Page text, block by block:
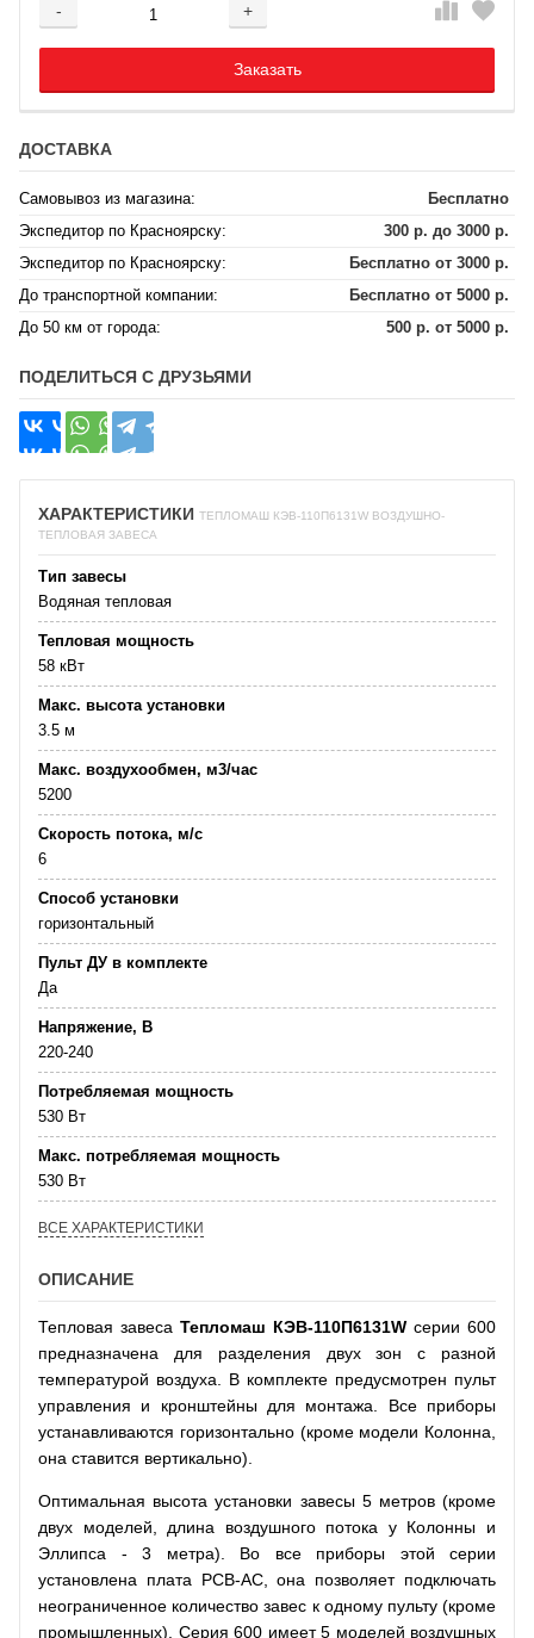
- +
Добавляется...
Заказать
Добавлен
ДОСТАВКА
Самовывоз из магазина:
Бесплатно
Экспедитор по Красноярску:
300 р. до 3000 р.
Экспедитор по Красноярску:
Бесплатно от 3000 р.
До транспортной компании:
Бесплатно от 5000 р.
До 50 км от города:
500 р. от 5000 р.
ПОДЕЛИТЬСЯ С ДРУЗЬЯМИ
ХАРАКТЕРИСТИКИ ТЕПЛОМАШ КЭВ-110П6131W ВОЗДУШНО-
ТЕПЛОВАЯ ЗАВЕСА
Тип завесы
Водяная тепловая
Тепловая мощность
58 кВт
Макс. высота установки
3.5 м
Макс. воздухообмен, м3/час
5200
Скорость потока, м/с
6
Способ установки
горизонтальный
Пульт ДУ в комплекте
Да
Напряжение, В
220-240
Потребляемая мощность
530 Вт
Макс. потребляемая мощность
530 Вт
ВСЕ ХАРАКТЕРИСТИКИ
ОПИСАНИЕ
Тепловая завеса Тепломаш КЭВ-110П6131W серии 600
предназначена для разделения двух зон с разной
температурой воздуха. В комплекте предусмотрен пульт
управления и кронштейны для монтажа. Все приборы
устанавливаются горизонтально (кроме модели Колонна,
она ставится вертикально).
Оптимальная высота установки завесы 5 метров (кроме
двух моделей, длина воздушного потока у Колонны и
Эллипса - 3 метра). Во все приборы этой серии
установлена плата РСВ-АС, она позволяет подключать
неограниченное количество завес к одному пульту (кроме
промышленных). Серия 600 имеет 5 моделей воздушных